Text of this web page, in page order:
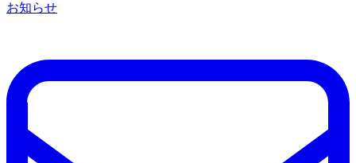
お知らせ